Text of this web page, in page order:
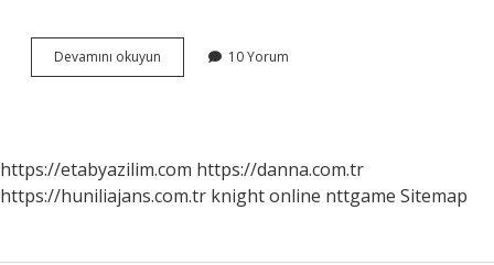
Devamını okuyun Çiçeklerde
Üreme
10 Yorum
https://etabyazilim.com https://danna.com.tr
https://huniliajans.com.tr knight online nttgame Sitemap